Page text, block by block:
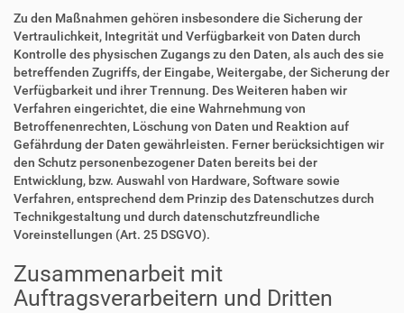
Zu den Maßnahmen gehören insbesondere die Sicherung der
Vertraulichkeit, Integrität und Verfügbarkeit von Daten durch
Kontrolle des physischen Zugangs zu den Daten, als auch des sie
betreffenden Zugriffs, der Eingabe, Weitergabe, der Sicherung der
Verfügbarkeit und ihrer Trennung. Des Weiteren haben wir
Verfahren eingerichtet, die eine Wahrnehmung von
Betroffenenrechten, Löschung von Daten und Reaktion auf
Gefährdung der Daten gewährleisten. Ferner berücksichtigen wir
den Schutz personenbezogener Daten bereits bei der
Entwicklung, bzw. Auswahl von Hardware, Software sowie
Verfahren, entsprechend dem Prinzip des Datenschutzes durch
Technikgestaltung und durch datenschutzfreundliche
Voreinstellungen (Art. 25 DSGVO).
Zusammenarbeit mit
Auftragsverarbeitern und Dritten